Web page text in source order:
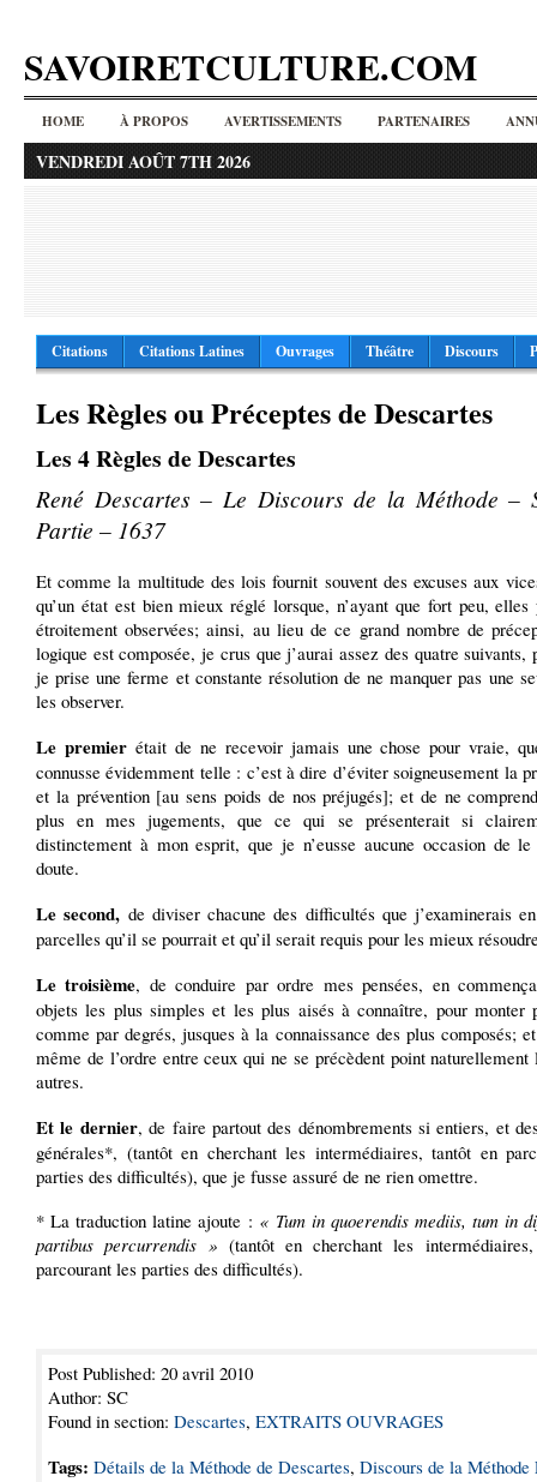
SAVOIRETCULTURE.COM
HOME À PROPOS AVERTISSEMENTS PARTENAIRES
VENDREDI AOÛT 7TH 2026
Citations Citations Latines Ouvrages Théâtre Discours
Les Règles ou Préceptes de Descartes
Les 4 Règles de Descartes
René Descartes – Le Discours de la Méthode –
Partie – 1637
Et comme la multitude des lois fournit souvent des excuses aux
qu’un état est bien mieux réglé lorsque, n’ayant que fort peu,
étroitement observées; ainsi, au lieu de ce grand nombre de
logique est composée, je crus que j’aurai assez des quatre suivants,
je prise une ferme et constante résolution de ne manquer pas une
les observer.
Le premierétait de ne recevoir jamais une chose pour vraie,
connusse évidemment telle : c’est à dire d’éviter soigneusement la
et la prévention [au sens poids de nos préjugés]; et de ne
plus en mes jugements, que ce qui se présenterait si
distinctement à mon esprit, que je n’eusse aucune occasion de
doute.
Le second, de diviser chacune des difficultés que j’examinerais
parcelles qu’il se pourrait et qu’il serait requis pour les mieux
Le troisième, de conduire par ordre mes pensées, en
objets les plus simples et les plus aisés à connaître, pour monter
comme par degrés, jusques à la connaissance des plus composés;
même de l’ordre entre ceux qui ne se précèdent point naturellement
autres.
Et le dernier, de faire partout des dénombrements si entiers, et
générales*, (tantôt en cherchant les intermédiaires, tantôt en
parties des difficultés), que je fusse assuré de ne rien omettre.
* La traduction latine ajoute : « Tum in quoerendis mediis, tum in
partibus percurrendis » (tantôt en cherchant les
parcourant les parties des difficultés).
Post Published: 20 avril 2010
Author: SC
Found in section: Descartes, EXTRAITS OUVRAGES
Tags: Détails de la Méthode de Descartes, Discours de la Méthode